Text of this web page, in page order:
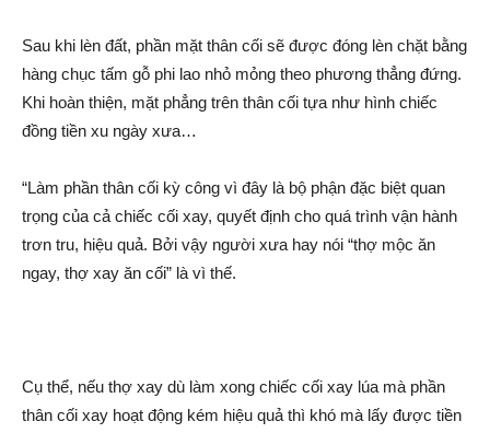
Sau khi lèn đất, phần mặt thâ‌n cối sẽ được đóng lèn chặ‌t bằng
hàng chục tấm gỗ phi lao nhỏ mỏng theo phương thẳng đứng.
Khi hoàn thiện, mặt phẳng trên thâ‌n cối tựa như hình chiếc
đồng tiền xu ngày xưa…
“Làm phần thâ‌n cối kỳ công vì đây là bộ phậ‌n đặc biệt quan
trọng của cả chiếc cối xay, quyết định cho quá trình vận hành
trơn tru, hiệu quả. Bởi vậy người xưa hay nói “thợ mộc ăn
ngay, thợ xay ăn cối” là vì thế.
Cụ thể, nếu thợ xay dù làm xong chiếc cối xay lúa mà phần
thâ‌n cối xay hoạt độn‌g kém hiệu quả thì khó mà lấy được tiền